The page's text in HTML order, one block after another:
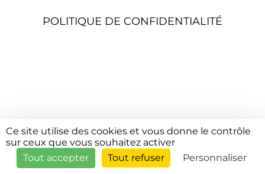
POLITIQUE DE CONFIDENTIALITÉ
Ce site utilise des cookies et vous donne le contrôle
sur ceux que vous souhaitez activer
Tout accepter
Tout refuser Personnaliser